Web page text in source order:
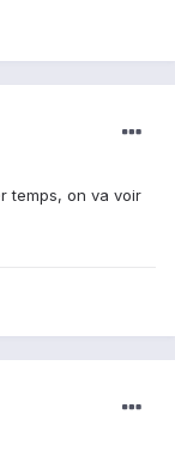
temps, on va voir